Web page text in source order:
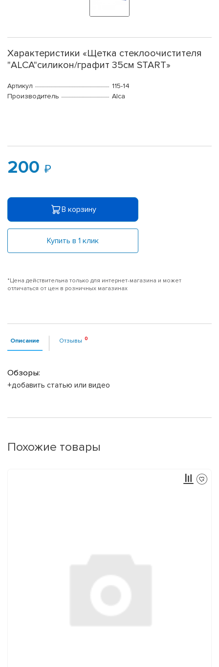
Характеристики «Щетка стеклоочистителя
"ALCA"силикон/графит 35см START»
Артикул
115-14
Производитель
Alca
200
В корзину
Купить в 1 клик
*Цена действительна только для интернет-магазина и может
отличаться от цен в розничных магазинах
Описание Отзывы
Обзоры:
+добавить статью или видео
Похожие товары